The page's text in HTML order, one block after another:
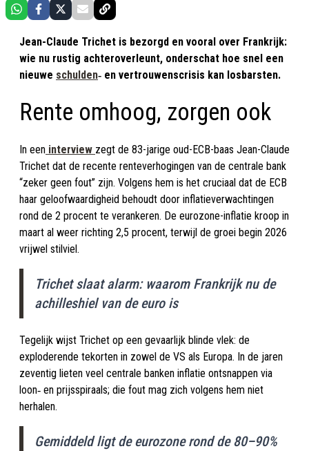
Jean-Claude Trichet is bezorgd en vooral over Frankrijk:
wie nu rustig achteroverleunt, onderschat hoe snel een
nieuwe schulden‑ en vertrouwenscrisis kan losbarsten.
Rente omhoog, zorgen ook
In een interview zegt de 83-jarige oud-ECB-baas Jean-Claude
Trichet dat de recente renteverhogingen van de centrale bank
“zeker geen fout” zijn. Volgens hem is het cruciaal dat de ECB
haar geloofwaardigheid behoudt door inflatieverwachtingen
rond de 2 procent te verankeren. De eurozone-inflatie kroop in
maart al weer richting 2,5 procent, terwijl de groei begin 2026
vrijwel stilviel.
Trichet slaat alarm: waarom Frankrijk nu de
achilleshiel van de euro is
Tegelijk wijst Trichet op een gevaarlijk blinde vlek: de
exploderende tekorten in zowel de VS als Europa. In de jaren
zeventig lieten veel centrale banken inflatie ontsnappen via
loon‑ en prijsspiraals; die fout mag zich volgens hem niet
herhalen.
Gemiddeld ligt de eurozone rond de 80–90%